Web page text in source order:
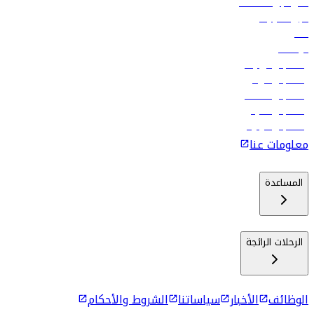
تأجير السيارات
فنادق
الوظائف
رحلات إلى تبيليسي
رحلات إلى الرياض
رحلات إلى مسقط
رحلات إلى ماليه
رحلات إلى كولومبو
معلومات عنا
المساعدة
الرحلات الرائجة
الوظائف الأخبار سياساتنا الشروط والأحكام